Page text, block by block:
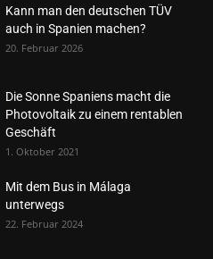
Kann man den deutschen TÜV
auch in Spanien machen?
20. Februar 2026
Die Sonne Spaniens macht die
Photovoltaik zu einem rentablen
Geschäft
1. Oktober 2021
Mit dem Bus in Málaga
unterwegs
22. Februar 2024